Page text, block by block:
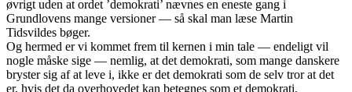
øvrigt uden at ordet ’demokrati’ nævnes en eneste gang i
Grundlovens mange versioner — så skal man læse Martin
Tidsvildes bøger.
Og hermed er vi kommet frem til kernen i min tale — endeligt vil
nogle måske sige — nemlig, at det demokrati, som mange danskere
bryster sig af at leve i, ikke er det demokrati som de selv tror at det
er, hvis det da overhovedet kan betegnes som et demokrati.